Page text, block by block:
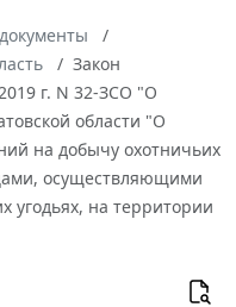
Закон
г. N 32-ЗСО "О
области "О
на добычу охотничьих
осуществляющими
угодьях, на территории